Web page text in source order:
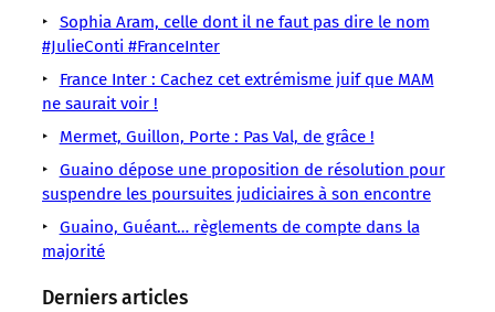
Guaino
Vidéo
était
l’invité
de
France
Inter.
Manifestement
disparition
Philippe
Séguin,
de
Sarkozy
petites
d’une
rare
:
Sophia Aram, celle dont il ne faut pas dire le nom
#JulieConti #FranceInter
France Inter : Cachez cet extrémisme juif que MAM
ne saurait voir !
Mermet, Guillon, Porte : Pas Val, de grâce !
Guaino dépose une proposition de résolution pour
suspendre les poursuites judiciaires à son encontre
Guaino, Guéant… règlements de compte dans la
majorité
Derniers articles